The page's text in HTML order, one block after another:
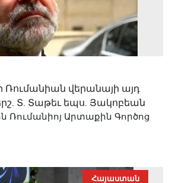
Ռումանիան վերանայի այդ
Տ. Տաթեւ եպս. Յակոբեան
Ռումանիոյ Արտաքին Գործոց
Հայաստան